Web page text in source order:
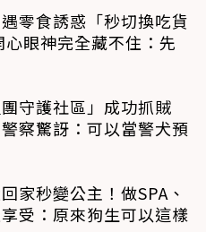
零食誘惑「秒切換吃貨
心眼神完全藏不住：先
守護社區」成功抓賊
察驚訝：可以當警犬預
家秒變公主！做SPA、
受：原來狗生可以這樣